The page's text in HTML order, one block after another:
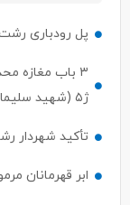
پل رودباری
۳ باب مغازه
ژ۵ (شهید سلیمانی) به زودی افتتاح می‌شود
تأکید شهردار
ابر قهرمانان